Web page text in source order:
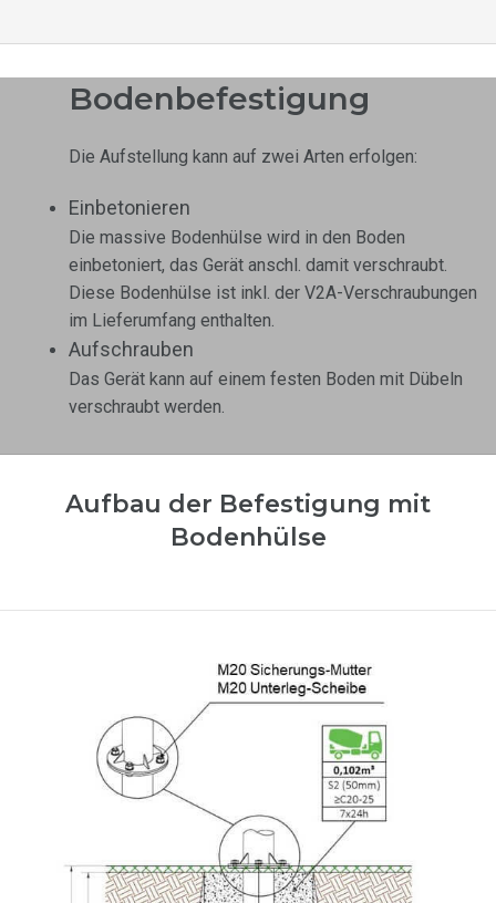
Bodenbefestigung
Die Aufstellung kann auf zwei Arten erfolgen:
Einbetonieren
Die massive Bodenhülse wird in den Boden
einbetoniert, das Gerät anschl. damit verschraubt.
Diese Bodenhülse ist inkl. der V2A-Verschraubungen
im Lieferumfang enthalten.
Aufschrauben
Das Gerät kann auf einem festen Boden mit Dübeln
verschraubt werden.
Aufbau der Befestigung mit
Bodenhülse